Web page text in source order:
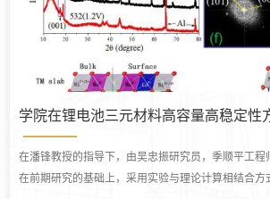
学院在锂电池三元材料高容量高稳定性
在潘锋教授的指导下，由吴忠振研究员，季顺平工程
在前期研究的基础上，采用实验与理论计算相结合方